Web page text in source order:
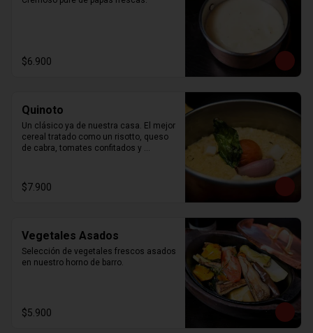
$6.900
Quinoto
Un clásico ya de nuestra casa. El mejor
cereal tratado como un risotto, queso
de cabra, tomates confitados y
$7.900
Vegetales Asados
Selección de vegetales frescos asados
en nuestro horno de barro.
$5.900